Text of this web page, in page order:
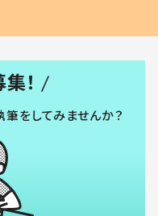
！
筆をしてみませんか？